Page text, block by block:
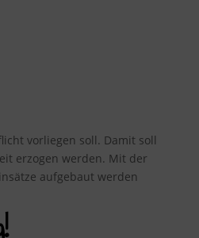
vorliegen soll. Damit soll
erzogen werden. Mit der
aufgebaut werden